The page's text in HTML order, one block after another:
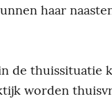
haar
de thuissituatie
worden